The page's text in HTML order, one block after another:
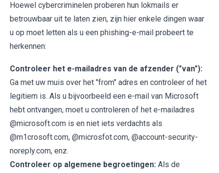
Hoewel cybercriminelen proberen hun lokmails er
betrouwbaar uit te laten zien, zijn hier enkele dingen waar
u op moet letten als u een phishing-e-mail probeert te
herkennen:
Controleer het e-mailadres van de afzender ("van"):
Ga met uw muis over het "from" adres en controleer of het
legitiem is. Als u bijvoorbeeld een e-mail van Microsoft
hebt ontvangen, moet u controleren of het e-mailadres
@microsoft.com is en niet iets verdachts als
@m1crosoft.com, @microsfot.com, @account-security-
noreply.com, enz.
Controleer op algemene begroetingen: Als de